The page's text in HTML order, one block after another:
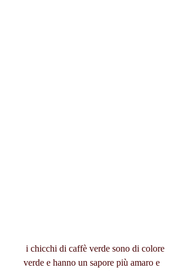
verde e hanno un sapore più amaro e